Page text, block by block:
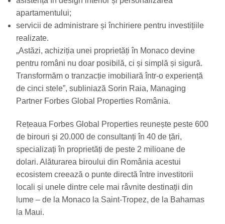
apartamentului;
servicii de administrare și închiriere pentru investițiile
realizate.
„Astăzi, achiziția unei proprietăți în Monaco devine
pentru români nu doar posibilă, ci și simplă și sigură.
Transformăm o tranzacție imobiliară într-o experiență
de cinci stele”, subliniază Sorin Raia, Managing
Partner Forbes Global Properties România.
Rețeaua Forbes Global Properties reunește peste 600
de birouri și 20.000 de consultanți în 40 de țări,
specializați în proprietăți de peste 2 milioane de
dolari. Alăturarea biroului din România acestui
ecosistem creează o punte directă între investitorii
locali și unele dintre cele mai râvnite destinații din
lume – de la Monaco la Saint-Tropez, de la Bahamas
la Maui.